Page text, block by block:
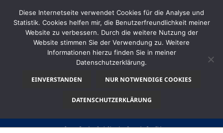
Diese Internetseite verwendet Cookies für die Analyse und
Statistik. Cookies helfen mir, die Benutzerfreundlichkeit meiner
Website zu verbessern. Durch die weitere Nutzung der
Website stimmen Sie der Verwendung zu. Weitere
Informationen hierzu finden Sie in meiner
Datenschutzerklärung.
EINVERSTANDEN NUR NOTWENDIGE COOKIES
DATENSCHUTZERKLÄRUNG